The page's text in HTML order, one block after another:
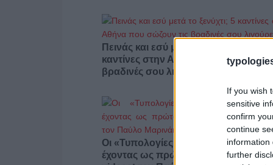
If you wish
sensitive
confirm
continue
information
further
Πεινάς και εσύ μετά το ξενύχτι; 5
καντίνες στην Αθήνα που σώζουν τις
βραδινές σου λιγούρες
Οι «Τυπολογίες» περνούν στην
έχοντας ως πρώτο καλεσμένο στο